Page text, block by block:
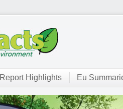
Report Highlights Eu